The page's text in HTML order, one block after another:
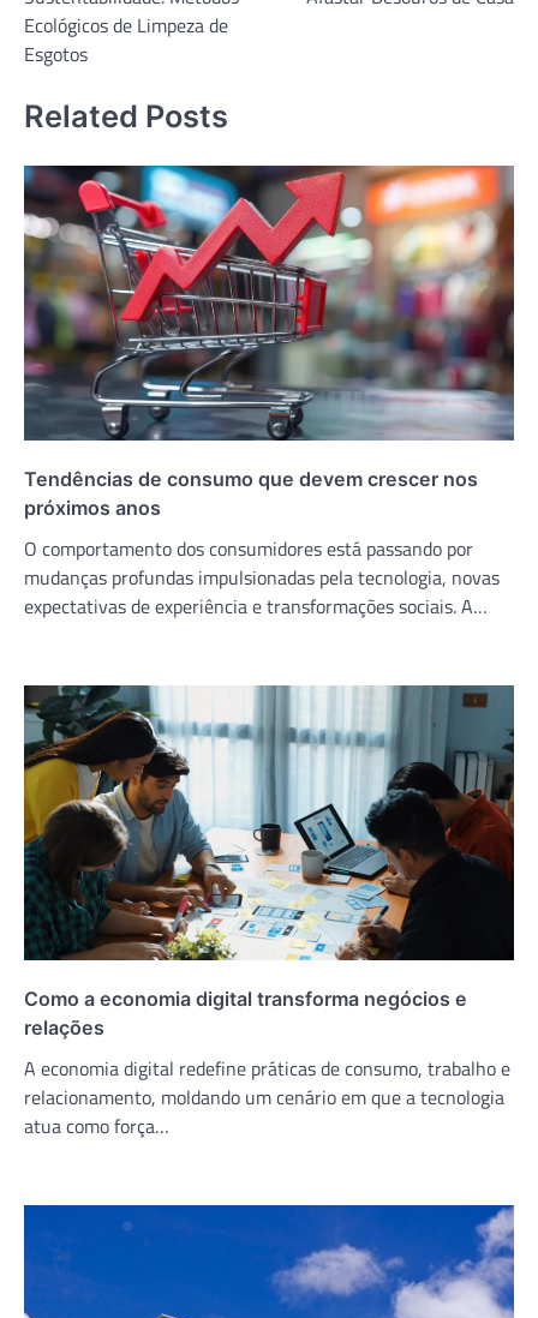
Post
Ecológicos de Limpeza de
Esgotos
Related Posts
Tendências de consumo que devem crescer nos
próximos anos
O comportamento dos consumidores está passando por
mudanças profundas impulsionadas pela tecnologia, novas
expectativas de experiência e transformações sociais. A…
Como a economia digital transforma negócios e
relações
A economia digital redefine práticas de consumo, trabalho e
relacionamento, moldando um cenário em que a tecnologia
atua como força…